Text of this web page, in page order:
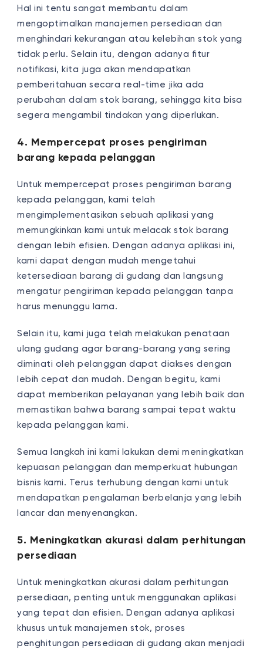
Hal ini tentu sangat membantu dalam
mengoptimalkan manajemen persediaan dan
menghindari kekurangan atau kelebihan stok yang
tidak perlu. Selain itu, dengan adanya fitur
notifikasi, kita juga akan mendapatkan
pemberitahuan secara real-time jika ada
perubahan dalam stok barang, sehingga kita bisa
segera mengambil tindakan yang diperlukan.
4. Mempercepat proses pengiriman
barang kepada pelanggan
Untuk mempercepat proses pengiriman barang
kepada pelanggan, kami telah
mengimplementasikan sebuah aplikasi yang
memungkinkan kami untuk melacak stok barang
dengan lebih efisien. Dengan adanya aplikasi ini,
kami dapat dengan mudah mengetahui
ketersediaan barang di gudang dan langsung
mengatur pengiriman kepada pelanggan tanpa
harus menunggu lama.
Selain itu, kami juga telah melakukan penataan
ulang gudang agar barang-barang yang sering
diminati oleh pelanggan dapat diakses dengan
lebih cepat dan mudah. Dengan begitu, kami
dapat memberikan pelayanan yang lebih baik dan
memastikan bahwa barang sampai tepat waktu
kepada pelanggan kami.
Semua langkah ini kami lakukan demi meningkatkan
kepuasan pelanggan dan memperkuat hubungan
bisnis kami. Terus terhubung dengan kami untuk
mendapatkan pengalaman berbelanja yang lebih
lancar dan menyenangkan.
5. Meningkatkan akurasi dalam perhitungan
persediaan
Untuk meningkatkan akurasi dalam perhitungan
persediaan, penting untuk menggunakan aplikasi
yang tepat dan efisien. Dengan adanya aplikasi
khusus untuk manajemen stok, proses
penghitungan persediaan di gudang akan menjadi